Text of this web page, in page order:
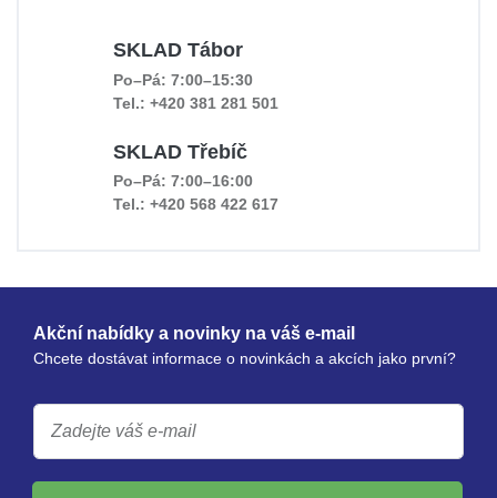
SKLAD Tábor
Po–Pá: 7:00–15:30
Tel.: +420 381 281 501
SKLAD Třebíč
Po–Pá: 7:00–16:00
Tel.: +420 568 422 617
Akční nabídky a novinky na váš e-mail
Chcete dostávat informace o novinkách a akcích jako první?